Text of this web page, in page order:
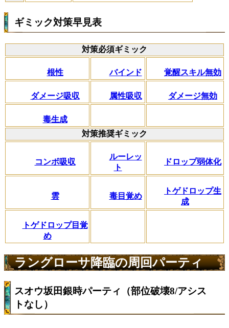
ギミック対策早見表
対策必須ギミック
根性 バインド 覚醒スキル無効
ダメージ吸収 属性吸収 ダメージ無効
毒生成
対策推奨ギミック
コンボ吸収
ルーレッ
ト
ドロップ弱体化
雲 毒目覚め
トゲドロップ生
成
トゲドロップ目覚
め
ラングローサ降臨の周回パーティ
スオウ坂田銀時パーティ（部位破壊8/アシス
トなし）